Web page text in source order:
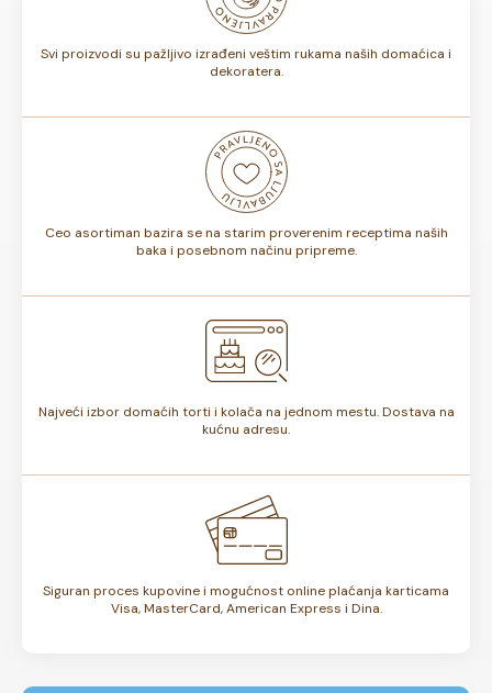
Svi proizvodi su pažljivo izrađeni veštim rukama naših domaćica i
dekoratera.
Ceo asortiman bazira se na starim proverenim receptima naših
baka i posebnom načinu pripreme.
Najveći izbor domaćih torti i kolača na jednom mestu. Dostava na
kućnu adresu.
Siguran proces kupovine i mogućnost online plaćanja karticama
Visa, MasterCard, American Express i Dina.